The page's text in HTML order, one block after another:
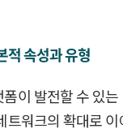
적 속성과 유형
이 발전할 수 있
트워크의 확대로